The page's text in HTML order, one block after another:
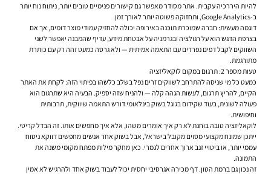
להיות היררכיה עקבית. אתר מסודר מאפשר גם קישורים פנימיים טובים יותר, ניתוח נוח יותר
ב-Google Analytics, ותחזוקה פשוטה יותר לאורך זמן.
דוגמה מעשית: חברה שמוכרת תוכנה באירופה יכולה להחזיק עמודי מוצר דומים, אך אם
בצרפת הדגש הוא על רגולציה ובגרמניה על אבטחת מידע, עדיף שהמבנה יאפשר לשני
השווקים לקבל דפים נפרדים עם התאמה אמיתית — ולא גרסה כמעט זהה רק עם כותרת
מתורגמת.
טעות מספר 2: תרגום במקום לוקאליזציה
כמעט כל מי שניסה להתרחב לשווקים זרים נפל בשלב כלשהו בפיתוי הזה: לקחת את האתר
הקיים, להריץ תרגום, לעשות הגהה קלה — ולהניח שזה יספיק. הבעיה היא שתרגום הוא
פעולה לשונית, בעוד שקידום בגוגל בשוק בינלאומי דורש התאמה שיווקית, תרבותית
וחיפושית.
לוקאליזציה טובה בוחנת לא רק איך אומרים משהו, אלא איך מחפשים אותו. זה הבדל קריטי.
ייתכן שמונח מקצועי מסוים מקובל בישראל, אבל בשוק אחר אנשים מחפשים דווקא ניסוח
עממי יותר, או ביטויי זנב ארוך אחרים לגמרי. כאן מחקר מילות מפתח מקומי משנה את
התמונה.
זה נכון גם ברמת הטון. דף מכירה אגרסיבי יחסית יכול לעבוד בשוק אחד ולהרגיש לא אמין